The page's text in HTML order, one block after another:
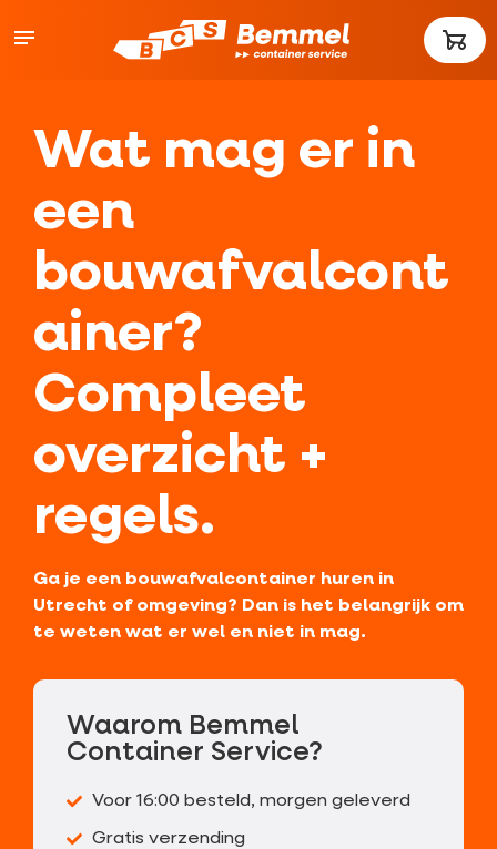
Wat mag er in
een
bouwafvalcont
ainer?
Compleet
overzicht +
regels.
Ga je een bouwafvalcontainer huren in
Utrecht of omgeving? Dan is het belangrijk om
te weten wat er wel en niet in mag.
Waarom Bemmel
Container Service?
Voor 16:00 besteld, morgen geleverd
Gratis verzending